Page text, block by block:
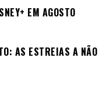
EM AGOSTO
AS ESTREIAS A NÃO